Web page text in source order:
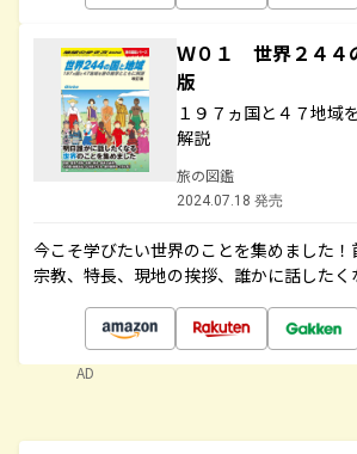
Ｗ０１ 世界２４
版
１９７ヵ国と４７地域
解説
旅の図鑑
2024.07.18 発売
今こそ学びたい世界のことを集めました！
宗教、特長、現地の挨拶、誰かに話したく
AD